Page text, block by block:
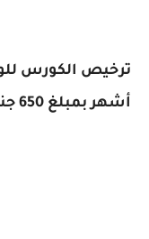
ترخيص الكورس
أشهر بمبلغ 650 جنيه مصري